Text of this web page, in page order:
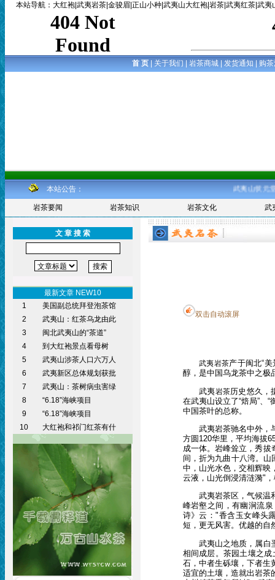
本站导航 ： 大红袍 武夷岩茶 金骏眉 正山小种 武夷山大红袍 岩茶 武夷红茶 武夷
首 页 关于我们 岩茶商城 发货通知 购
本站公告： 武夷山状元堂
岩茶要闻 岩茶知识 岩茶文化 武
文 章 搜 索
最新文章 NEW10
1
美国副总统拜登泡茶馆
2
武夷山：红茶乌龙由此
3
闽北武夷山的“茶道”
4
到大红袍景点看母树
5
武夷山涉茶人口六万人
6
武夷新区总体规划获批
7
武夷山：茶树病虫害绿
8
“6.18”海峡项目
9
“6.18”海峡项目
10
大红袍和祁门红茶有什
双击自动滚屏
武夷岩茶产于闽北“
醇，是中国乌龙茶中之极
武夷岩茶历史悠久，
在武夷山设立了“焙局”、
中国茶叶的总称。
武夷岩茶驰名中外，
方圆120华里，平均海拔
成一体。岩峰耸立，秀
间，折为九曲十八湾。
中，山光水色，交相辉映
云液，山光倒浸清涟漪"
武夷岩茶区，气候温和
峰岩壑之间，有幽涧流
诗》云："香含玉女峰头
短，更无风害。优越的自
武夷山之地质，属白垩
相间成层。茶园土壤之
石，中者生砾壤，下者生
适宜的土壤，造就出岩茶